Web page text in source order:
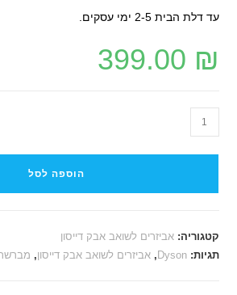
עד דלת הבית 2-5 ימי עסקים.
399.00 ₪
הוספה לסל
קטגוריה:אביזרים לשואב אבק דייסון
תגיות:Dyson
,אביזרים לשואב אבק דייסון, מברשת